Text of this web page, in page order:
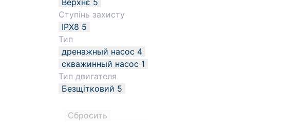
Верхнє 5
Ступінь захисту
IPX8 5
Тип
дренажный насос 4
скважинный насос 1
Тип двигателя
Безщітковий 5
Сбросить